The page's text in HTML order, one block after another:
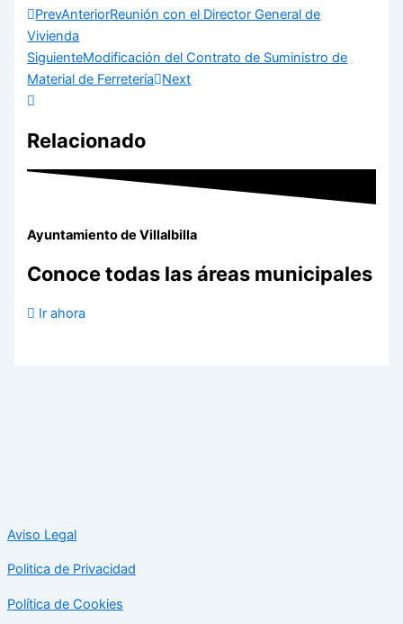
PrevAnteriorReunión con el Director General de
Vivienda
SiguienteModificación del Contrato de Suministro de
Material de Ferretería
Next
Relacionado
Ayuntamiento de Villalbilla
Conoce todas las áreas municipales
Ir ahora
Aviso Legal
Politica de Privacidad
Política de Cookies